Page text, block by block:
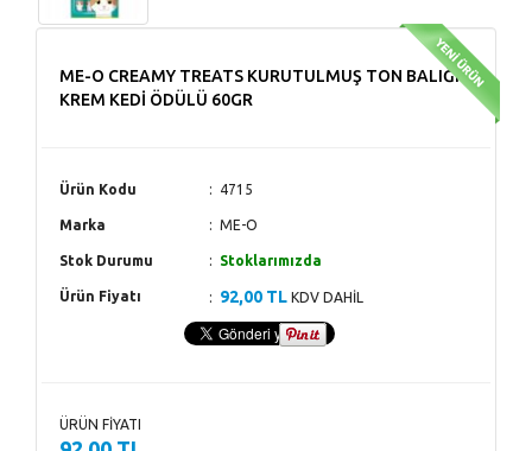
ME-O CREAMY TREATS KURUTULMUŞ TON BALIĞI
KREM KEDİ ÖDÜLÜ 60GR
Ürün Kodu 4715
Marka ME-O
Stok Durumu Stoklarımızda
Ürün Fiyatı 92,00 TL KDV DAHİL
ÜRÜN FİYATI